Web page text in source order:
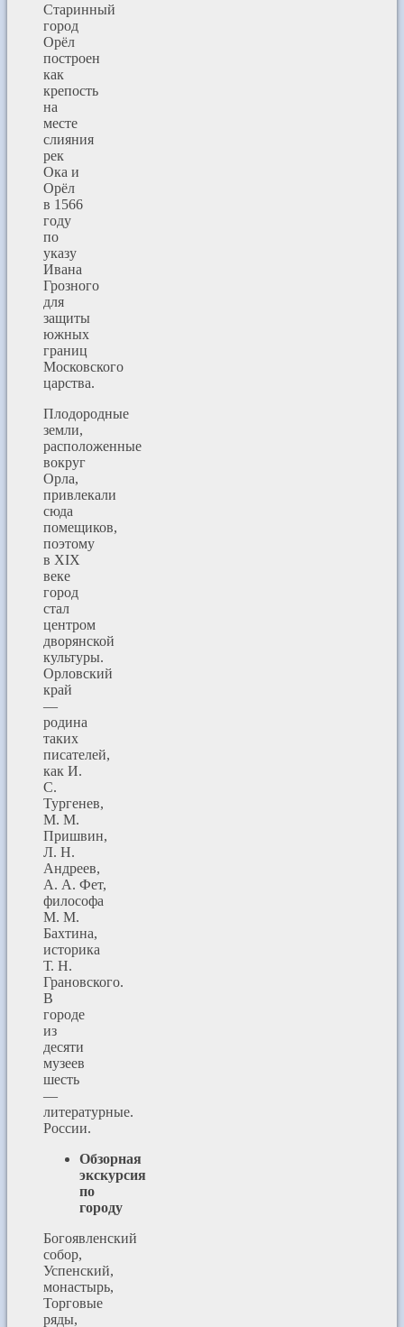
Старинный
город
Орёл
построен
как
крепость
на
месте
слияния
рек
Ока и
Орёл
в 1566
году
по
указу
Ивана
Грозного
для
защиты
южных
границ
Московского
царства.
Плодородные
земли,
расположенные
вокруг
Орла,
привлекали
сюда
помещиков,
поэтому
в XIX
веке
город
стал
центром
дворянской
культуры.
Орловский
край
—
родина
таких
писателей,
как И.
С.
Тургенев,
М. М.
Пришвин,
Л. Н.
Андреев,
А. А. Фет,
философа
М. М.
Бахтина,
историка
Т. Н.
Грановского.
В
городе
из
десяти
музеев
шесть
—
литературные.
России.
Обзорная
экскурсия
по
городу
Богоявленский
собор,
Успенский,
монастырь,
Торговые
ряды,